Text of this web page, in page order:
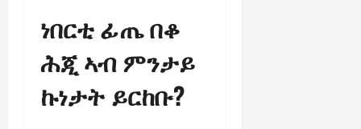
ነበርቲ ፊጤ በቆ
ሕጂ ኣብ ምንታይ
ኩነታት ይርከቡ?